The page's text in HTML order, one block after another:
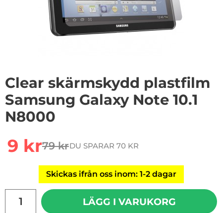
Clear skärmskydd plastfilm
Samsung Galaxy Note 10.1
N8000
rea pris
9 krtidigare pris
79 krDU SPARAR 70 KR
Skickas ifrån oss inom: 1-2 dagar
LÄGG I VARUKORG